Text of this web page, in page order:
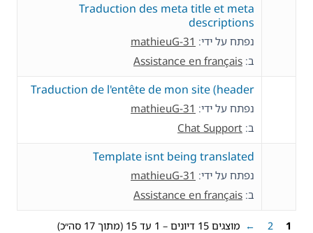
Traduction des meta title et meta
descriptions
נפתח על ידי: mathieuG-31
ב: Assistance en français
Traduction de l'entête de mon site (header
נפתח על ידי: mathieuG-31
ב: Chat Support
Template isnt being translated
נפתח על ידי: mathieuG-31
ב: Assistance en français
מוצגים 15 דיונים – 1 עד 15 (מתוך 17 סה״כ) 1
2
←